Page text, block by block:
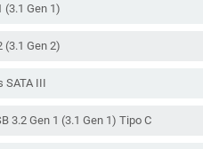
(3.1 Gen 1)
(3.1 Gen 2)
SATA III
3.2 Gen 1 (3.1 Gen 1) Tipo C